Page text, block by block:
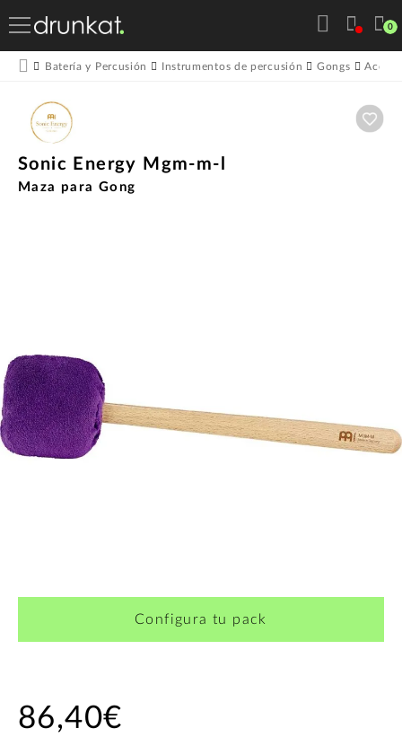
0
Batería y Percusión Instrumentos de percusión Gongs
Sonic Energy Mgm-m-l
Maza para Gong
Configura tu pack
86,40€